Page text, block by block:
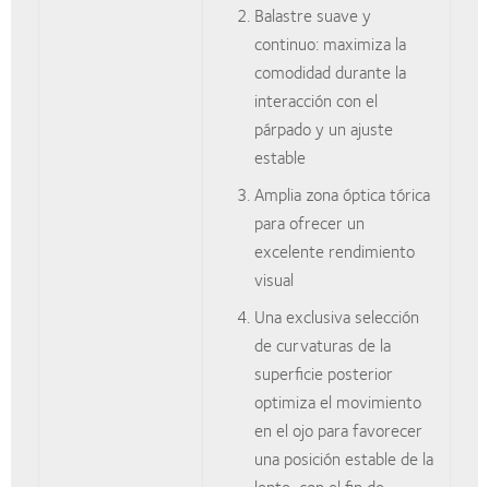
Balastre suave y
continuo: maximiza la
comodidad durante la
interacción con el
párpado y un ajuste
estable
Amplia zona óptica tórica
para ofrecer un
excelente rendimiento
visual
Una exclusiva selección
de curvaturas de la
superficie posterior
optimiza el movimiento
en el ojo para favorecer
una posición estable de la